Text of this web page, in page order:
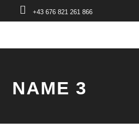
+43 676 821 261 866
NAME 3